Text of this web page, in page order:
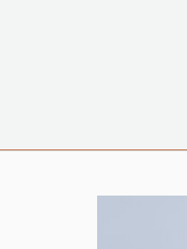
Zum Hauptinhalt springen